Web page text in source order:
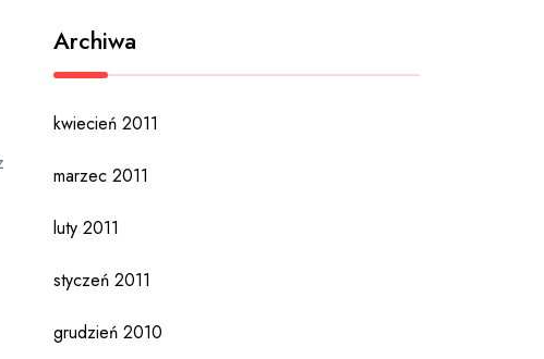
Archiwa
kwiecień 2011
marzec 2011
luty 2011
styczeń 2011
grudzień 2010